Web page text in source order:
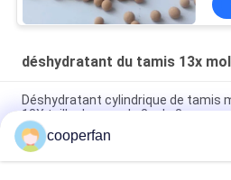
déshydratant du tamis 13x
Déshydratant cylindrique de tamis
13X taille de pore de 2 - de 3mm
Densité de la masse déshydratante
moléculaire du zéolite 13X 0.75g/Ml
cooperfan